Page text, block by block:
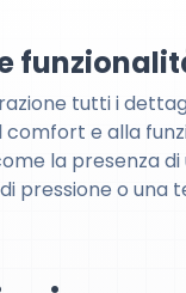
tutti i
e alla
la presenza
pressione o una